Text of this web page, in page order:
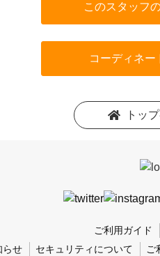
このスタッフ
コーディネー
トッ
ご利用ガイド
らせ
セキュリティについて ご